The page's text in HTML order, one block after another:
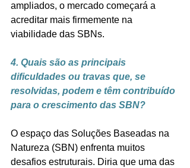
ampliados, o mercado começará a
acreditar mais firmemente na
viabilidade das SBNs.
4. Quais são as principais
dificuldades ou travas que, se
resolvidas, podem e têm contribuído
para o crescimento das SBN?
O espaço das Soluções Baseadas na
Natureza (SBN) enfrenta muitos
desafios estruturais. Diria que uma das